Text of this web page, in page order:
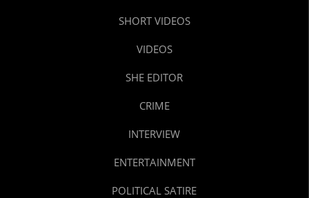
SHORT VIDEOS
VIDEOS
SHE EDITOR
CRIME
INTERVIEW
ENTERTAINMENT
POLITICAL SATIRE